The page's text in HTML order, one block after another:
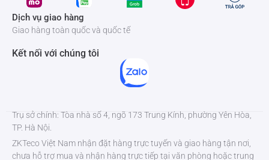
Dịch vụ giao hàng
Giao hàng toàn quốc và quốc tế
Kết nối với chúng tôi
Trụ sở chính: Tòa nhà số 4, ngõ 173 Trung Kính, phường Yên Hòa,
TP. Hà Nội.
ZKTeco Việt Nam nhận đặt hàng trực tuyến và giao hàng tận nơi,
chưa hỗ trợ mua và nhận hàng trực tiếp tại văn phòng hoặc trung